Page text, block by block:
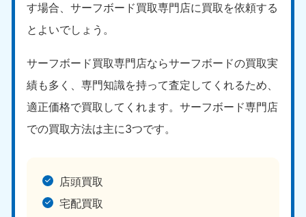
す場合、サーフボード買取専門店に買取を依頼する
とよいでしょう。
サーフボード買取専門店ならサーフボードの買取実
績も多く、専門知識を持って査定してくれるため、
適正価格で買取してくれます。サーフボード専門店
での買取方法は主に3つです。
店頭買取
宅配買取